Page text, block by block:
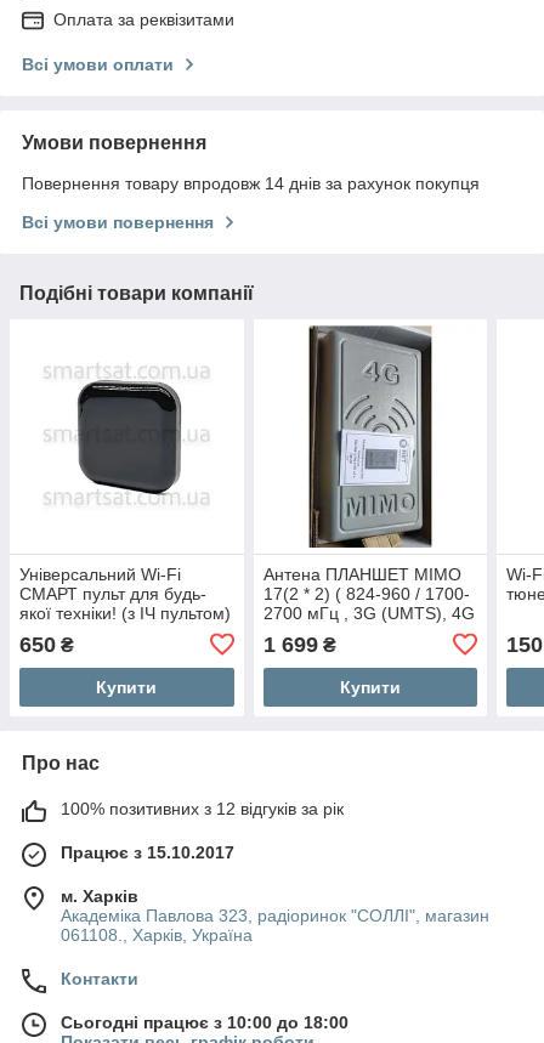
Оплата за реквізитами
Всі умови оплати
Умови повернення
Повернення товару впродовж 14 днів за рахунок покупця
Всі умови повернення
Подібні товари компанії
Універсальний Wi-Fi
СМАРТ пульт для будь-
якої техніки! (з ІЧ пультом)
650 ₴
Купити
Антена ПЛАНШЕТ MIMO
17(2 * 2) ( 824-960 / 1700-
2700 мГц , 3G (UMTS), 4G
(LTE), 4.5G (LTE-Advanced
Pro), 17 дб)
1 699₴
Купити
Wi-
150
Про нас
100% позитивних з 12 відгуків за рік
Працює з 15.10.2017
м. Харків
Академіка Павлова 323, радіоринок "СОЛЛІ", магазин
061108., Харків, Україна
Контакти
Сьогодні працює з 10:00 до 18:00